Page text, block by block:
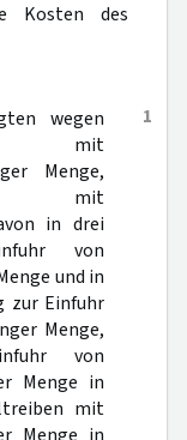
Kosten des
1
wegen
mit
Menge,
mit
in drei
von
und in
zur Einfuhr
Menge,
von
Menge in
mit